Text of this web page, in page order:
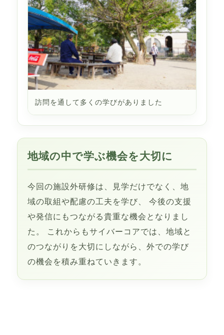
訪問を通して多くの学びがありました
地域の中で学ぶ機会を大切に
今回の施設外研修は、見学だけでなく、地
域の取組や配慮の工夫を学び、 今後の支援
や発信にもつながる貴重な機会となりまし
た。 これからもサイバーコアでは、地域と
のつながりを大切にしながら、外での学び
の機会を積み重ねていきます。